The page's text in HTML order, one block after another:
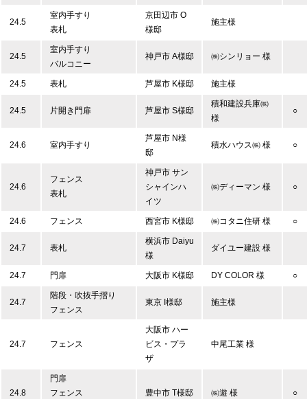
24.5
室内手すり
表札
京田辺市 O
様邸
施主様
24.5
室内手すり
バルコニー
神戸市 A様邸 ㈱シンリョー 様
24.5 表札 芦屋市 K様邸 施主様
24.5 片開き門扉 芦屋市 S様邸
積和建設兵庫㈱
様
○
24.6 室内手すり
芦屋市 N様
邸
積水ハウス㈱ 様 ○
24.6
フェンス
表札
神戸市 サン
シャインハ
イツ
㈱ディーマン 様 ○
24.6 フェンス 西宮市 K様邸 ㈱コタニ住研 様 ○
24.7 表札
横浜市 Daiyu
様
ダイユー建設 様
24.7 門扉 大阪市 K様邸 DY COLOR 様 ○
24.7
階段・吹抜手摺り
フェンス
東京 I様邸 施主様
24.7 フェンス
大阪市 ハー
ビス・プラ
ザ
中尾工業 様
24.8
門扉
フェンス
豊中市 T様邸 ㈱遊 様 ○